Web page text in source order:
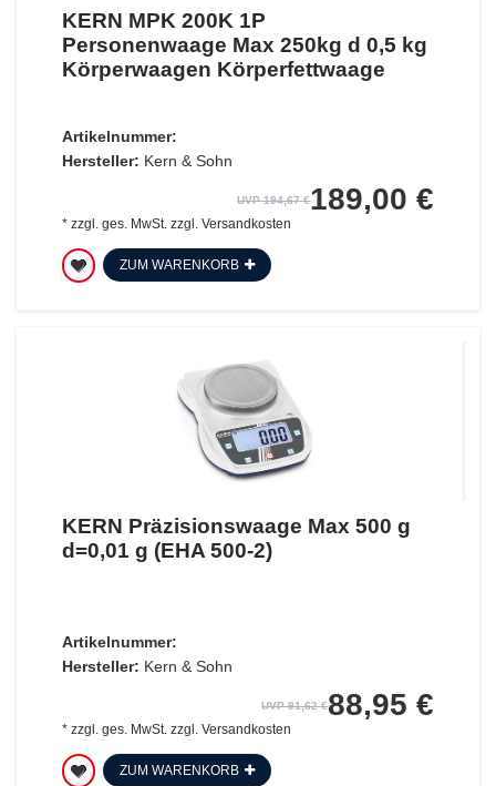
KERN MPK 200K 1P
Personenwaage Max 250kg d 0,5 kg
Körperwaagen Körperfettwaage
Artikelnummer:
Hersteller: Kern & Sohn
UVP 194,67 €189,00 €
* zzgl. ges. MwSt.zzgl. Versandkosten
ZUM WARENKORB
KERN Präzisionswaage Max 500 g
d=0,01 g (EHA 500-2)
Artikelnummer:
Hersteller: Kern & Sohn
UVP 91,62 €88,95 €
* zzgl. ges. MwSt. zzgl. Versandkosten
ZUM WARENKORB